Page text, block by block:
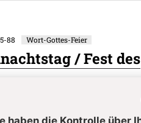
88 Wort-Gottes-Feier
/ Fest des